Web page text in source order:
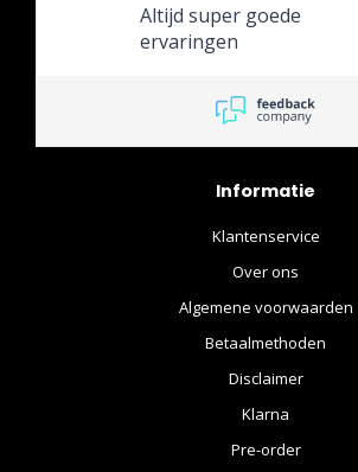
Altijd super goede
ervaringen
Informatie
Klantenservice
Over ons
Algemene voorwaarden
Betaalmethoden
Disclaimer
Klarna
Pre-order